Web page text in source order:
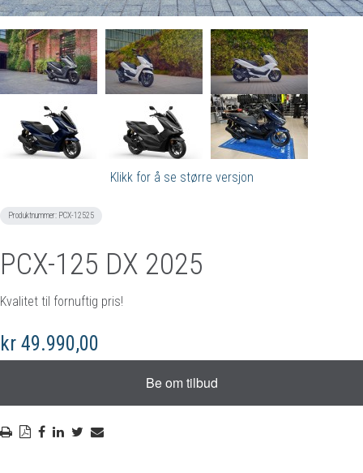
Klikk for å se større versjon
Produktnummer: PCX-12525
PCX-125 DX 2025
Kvalitet til fornuftig pris!
kr 49.990,00